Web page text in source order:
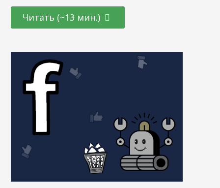
программировании, психологии, а главное, маркетинге. В
итоге: если вы хотите привлечь больше трафика из
Читать (~13 мин.)